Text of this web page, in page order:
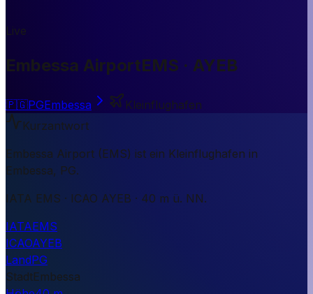
Live
Embessa AirportEMS · AYEB
🇵🇬PGEmbessa
Kleinflughafen
Kurzantwort
Embessa Airport (EMS) ist ein Kleinflughafen in
Embessa, PG.
IATA EMS · ICAO AYEB · 40 m ü. NN.
IATAEMS
ICAOAYEB
LandPG
StadtEmbessa